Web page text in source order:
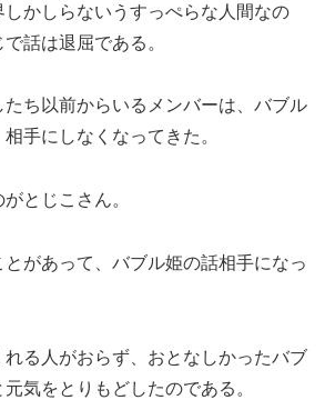
かしらないうすっぺらな人間なの
話は退屈である。
ち以前からいるメンバーは、バブル
手にしなくなってきた。
とじこさん。
があって、バブル姫の話相手になっ
る人がおらず、おとなしかったバブ
気をとりもどしたのである。